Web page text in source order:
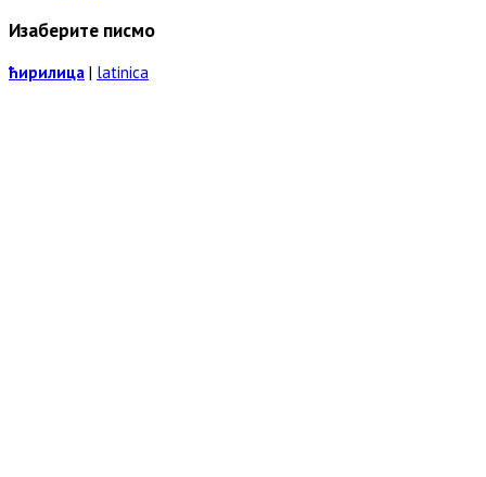
Изаберите писмо
ћирилица | latinica